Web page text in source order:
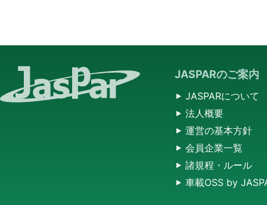
JASPARのご案内
JASPARについて
法人概要
運営の基本方針
会員企業一覧
諸規程・ルール
車載OSS by